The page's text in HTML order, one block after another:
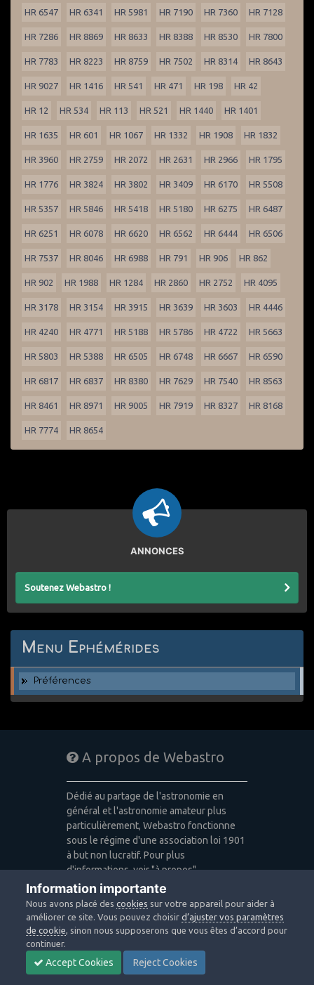
HR 6547 HR 6341 HR 5981 HR 7190 HR 7360 HR 7128
HR 7286 HR 8869 HR 8633 HR 8388 HR 8530 HR 7800
HR 7783 HR 8223 HR 8759 HR 7502 HR 8314 HR 8643
HR 9027 HR 1416 HR 541 HR 471 HR 198 HR 42
HR 12 HR 534 HR 113 HR 521 HR 1440 HR 1401
HR 1635 HR 601 HR 1067 HR 1332 HR 1908 HR 1832
HR 3960 HR 2759 HR 2072 HR 2631 HR 2966 HR 1795
HR 1776 HR 3824 HR 3802 HR 3409 HR 6170 HR 5508
HR 5357 HR 5846 HR 5418 HR 5180 HR 6275 HR 6487
HR 6251 HR 6078 HR 6620 HR 6562 HR 6444 HR 6506
HR 7537 HR 8046 HR 6988 HR 791 HR 906 HR 862
HR 902 HR 1988 HR 1284 HR 2860 HR 2752 HR 4095
HR 3178 HR 3154 HR 3915 HR 3639 HR 3603 HR 4446
HR 4240 HR 4771 HR 5188 HR 5786 HR 4722 HR 5663
HR 5803 HR 5388 HR 6505 HR 6748 HR 6667 HR 6590
HR 6817 HR 6837 HR 8380 HR 7629 HR 7540 HR 8563
HR 8461 HR 8971 HR 9005 HR 7919 HR 8327 HR 8168
HR 7774 HR 8654
ANNONCES
Soutenez Webastro !
Menu Ephémérides
Préférences
A propos de Webastro
Dédié au partage de l'astronomie en
général et l'astronomie amateur plus
particulièrement, Webastro fonctionne
sous le régime d'une association loi 1901
à but non lucratif. Pour plus
d'informations, voir "à propos".
Publicité: pas de publicité
Icons made byFreepik,Alessio Atzeni,
Pixel Buddha,Icon Pondfrom
www.flaticon.comis licensed by CC 3.0
BY
Design images: Courtesy NASA/JPL-
Information importante
Nous avons placé descookies sur votre appareil pour aider à
améliorer ce site. Vous pouvez choisird’ajuster vos paramètres
de cookie, sinon nous supposerons que vous êtes d’accord pour
continuer.
Accept Cookies Reject Cookies